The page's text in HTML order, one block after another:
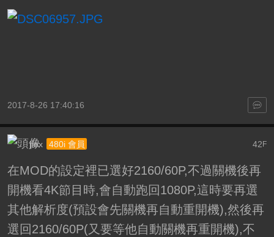
2017-8-26 17:40:16
42F
jfox 480i 會員
在MOD的設定裡已選好2160/60P,不過關機後再
開機看4K節目時,會自動跑回1080P,這時要再選
其他解析度(預設會先關機再自動重開機),然後再
選回2160/60P(又要等他自動關機再重開機),不